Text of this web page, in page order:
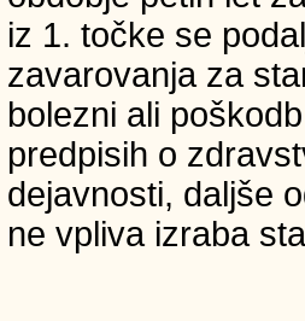
iz 1. točke se
zavarovanja za
bolezni ali
predpisih o
dejavnosti, daljše
ne vpliva izraba